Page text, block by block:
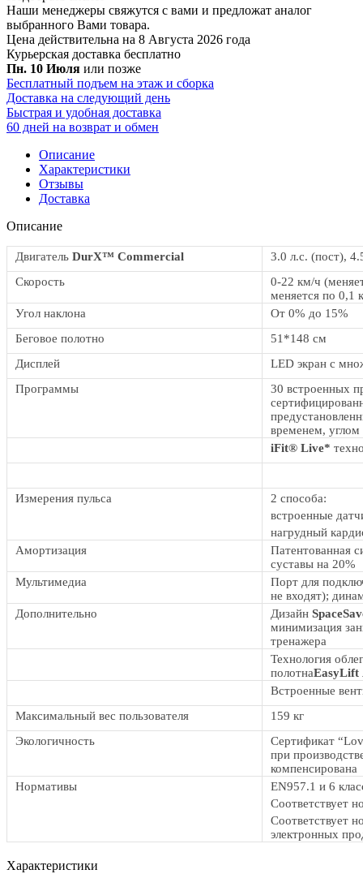
Наши менеджеры свяжутся с вами и предложат аналог
выбранного Вами товара.
Цена действительна на 8 Августа 2026 года
Курьерская доставка бесплатно
Пн. 10 Июля или позже
Бесплатный подъем на этаж и сборка
Доставка на следующий день
Быстрая и удобная доставка
60 дней на возврат и обмен
Описание
Характеристики
Отзывы
Доставка
Описание
Двигатель DurX™ Commercial
3.0 л.с. (пост),
Скорость
0-22 км/ч
меняется по 0,1
Угол наклона
От 0% до 15%
Беговое полотно
51*148 см
Дисплей
LED экран с
Программы
30 встроенных
временем, углом
iFit® Live*
Измерения пульса
2 способа:
встроенные
нагрудный
Амортизация
Патентованная
суставы на 20%
Мультимедиа
Порт для
не входят);
Дополнительно
Дизайн
минимизация
тренажера
Технология
полотнаEasyLift
Встроенные
Максимальный вес пользователя
159 кг
Экологичность
Сертификат
при
компенсирована
Нормативы
EN957.1 и 6
Соответствует
Соответствует
электронных
Характеристики